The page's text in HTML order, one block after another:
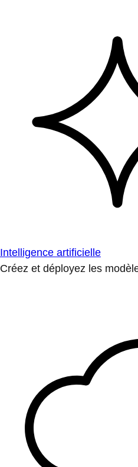
Intelligence artificielle
Créez et déployez les